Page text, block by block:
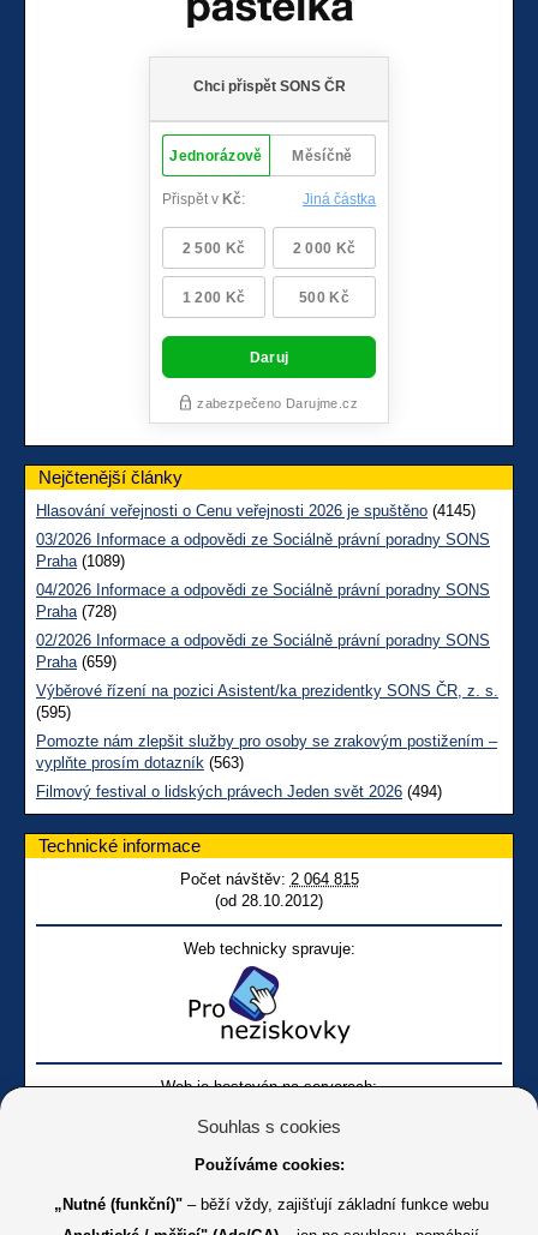
Nejčtenější články
Hlasování veřejnosti o Cenu veřejnosti 2026 je spuštěno (4145)
03/2026 Informace a odpovědi ze Sociálně právní poradny SONS
Praha(1089)
04/2026 Informace a odpovědi ze Sociálně právní poradny SONS
Praha(728)
02/2026 Informace a odpovědi ze Sociálně právní poradny SONS
Praha(659)
Výběrové řízení na pozici Asistent/ka prezidentky SONS ČR, z. s.
(595)
Pomozte nám zlepšit služby pro osoby se zrakovým postižením –
vyplňte prosím dotazník (563)
Filmový festival o lidských právech Jeden svět 2026 (494)
Technické informace
Počet návštěv: 2 064 815
(od 28.10.2012)
Web technicky spravuje:
Web je hostován na serverech:
Souhlas s cookies
Používáme cookies:
„Nutné (funkční)" – běží vždy, zajišťují základní funkce webu